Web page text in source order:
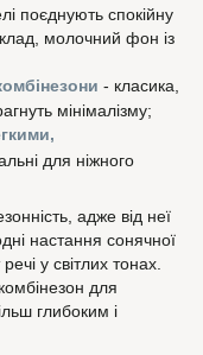
поєднують спокійну
молочний фон із
- класика,
мінімалізму;
для ніжного
адже від неї
настання сонячної
у світлих тонах.
для
глибоким і